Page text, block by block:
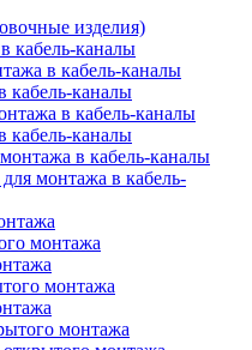
изделия)
кабель-каналы
в кабель-каналы
кабель-каналы
в кабель-каналы
кабель-каналы
в кабель-каналы
монтажа в кабель-
монтажа
монтажа
монтажа